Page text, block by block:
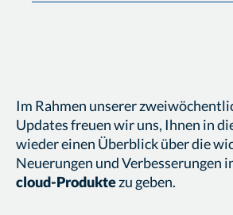
Im Rahmen unserer
Updates freuen wir uns, Ihnen in
wieder einen Überblick über die
Neuerungen und Verbesserungen
cloud-Produktezu geben.